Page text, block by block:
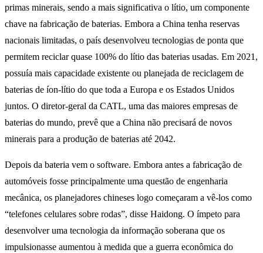
primas minerais, sendo a mais significativa o lítio, um componente
chave na fabricação de baterias. Embora a China tenha reservas
nacionais limitadas, o país desenvolveu tecnologias de ponta que
permitem reciclar quase 100% do lítio das baterias usadas. Em 2021,
possuía mais capacidade existente ou planejada de reciclagem de
baterias de íon-lítio do que toda a Europa e os Estados Unidos
juntos. O diretor-geral da CATL, uma das maiores empresas de
baterias do mundo, prevê que a China não precisará de novos
minerais para a produção de baterias até 2042.
Depois da bateria vem o software. Embora antes a fabricação de
automóveis fosse principalmente uma questão de engenharia
mecânica, os planejadores chineses logo começaram a vê-los como
“telefones celulares sobre rodas”, disse Haidong. O ímpeto para
desenvolver uma tecnologia da informação soberana que os
impulsionasse aumentou à medida que a guerra econômica do